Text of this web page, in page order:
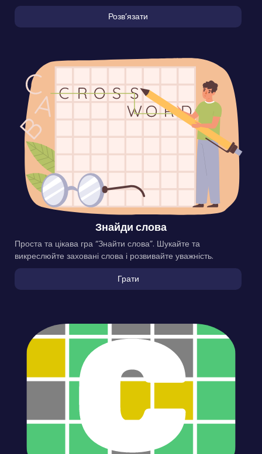
Розвʼязати
Знайди слова
Проста та цікава гра “Знайти слова”. Шукайте та
викреслюйте заховані слова і розвивайте уважність.
Грати